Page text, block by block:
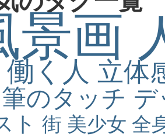
景画
働く人 立体
筆のタッチ
ト 街 美少女 全